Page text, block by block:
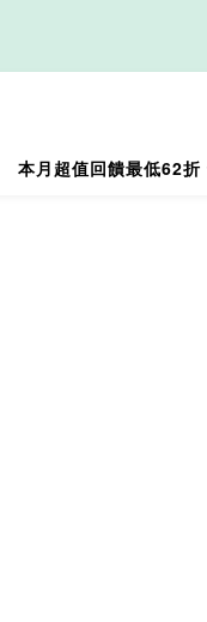
本月超值回饋最低62折